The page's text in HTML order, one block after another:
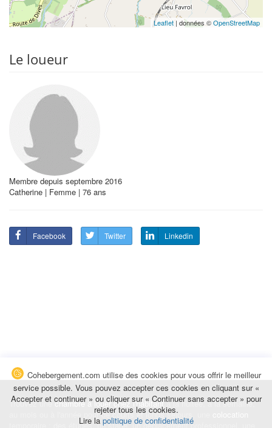
Leaflet | données ©OpenStreetMap
Le loueur
Membre depuis septembre 2016
Catherine | Femme | 76 ans
Facebook Twitter Linkedin
Trouvez unechambre à louer chez l'habitantà la nuitée, à la semaine,
au mois ou à l'année pour de courts et longs séjours, une
temporaire : des études, un stage, un déplacement professionnel, une
Cohebergement.com utilise des cookies pour vous offrir le meilleur
service possible. Vous pouvez accepter ces cookies en cliquant sur «
Accepter et continuer » ou cliquer sur « Continuer sans accepter » pour
rejeter tous les cookies.
Lire la politique de confidentialité